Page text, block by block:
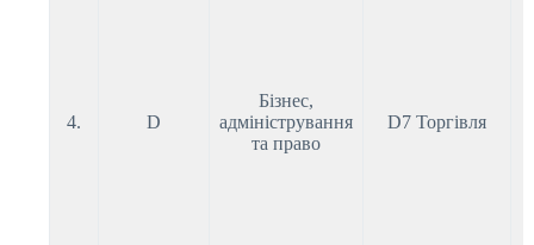
4. D
Бізнес,
адміністрування
та право
D7 Торгівля